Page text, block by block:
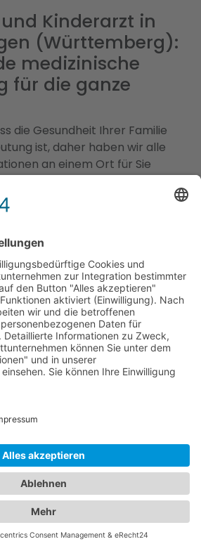
Kinderarzt in
(Württemberg):
medizinische
für die ganze
die Gesundheit Ihrer Familie
ist, daher haben wir alle
an einem Ort für Sie
sind Experten für
bieten eine Vielzahl von
Kontaktlinsenanpassungen
von Augenkrankheiten. Sie
Technologien, um genaue
und eine optimale
Für die kleinen
Ihnen zudem eine Übersicht
in Allmendingen
sich umfassend um das
Kinder kümmern. Von
Kinderkrankheiten stehen sie
um den besten
(Württemberg)zu finden.
Informationen zu den
Öffnungszeiten und
Sie für die Gesundheit Ihrer
die besten medizinischen